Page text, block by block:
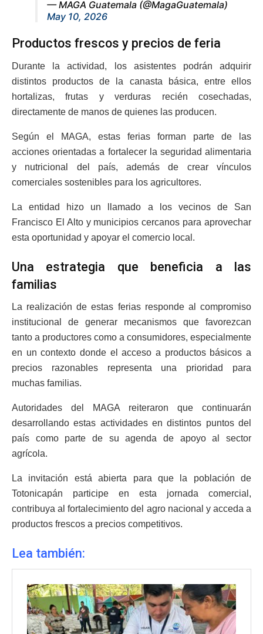
— MAGA Guatemala (@MagaGuatemala)
May 10, 2026
Productos frescos y precios de feria
Durante la actividad, los asistentes podrán adquirir
distintos productos de la canasta básica, entre ellos
hortalizas, frutas y verduras recién cosechadas,
directamente de manos de quienes las producen.
Según el MAGA, estas ferias forman parte de las
acciones orientadas a fortalecer la seguridad alimentaria
y nutricional del país, además de crear vínculos
comerciales sostenibles para los agricultores.
La entidad hizo un llamado a los vecinos de San
Francisco El Alto y municipios cercanos para aprovechar
esta oportunidad y apoyar el comercio local.
Una estrategia que beneficia a las
familias
La realización de estas ferias responde al compromiso
institucional de generar mecanismos que favorezcan
tanto a productores como a consumidores, especialmente
en un contexto donde el acceso a productos básicos a
precios razonables representa una prioridad para
muchas familias.
Autoridades del MAGA reiteraron que continuarán
desarrollando estas actividades en distintos puntos del
país como parte de su agenda de apoyo al sector
agrícola.
La invitación está abierta para que la población de
Totonicapán participe en esta jornada comercial,
contribuya al fortalecimiento del agro nacional y acceda a
productos frescos a precios competitivos.
Lea también: